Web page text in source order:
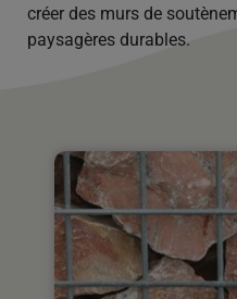
créer des murs de
paysagères durables.